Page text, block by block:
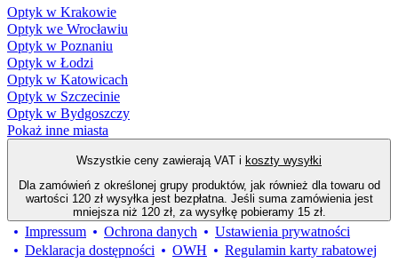
Optyk w Krakowie
Optyk we Wrocławiu
Optyk w Poznaniu
Optyk w Łodzi
Optyk w Katowicach
Optyk w Szczecinie
Optyk w Bydgoszczy
Pokaż inne miasta
Wszystkie ceny zawierają VAT i koszty wysyłki
Dla zamówień z określonej grupy produktów, jak również dla towaru od
wartości 120 zł wysyłka jest bezpłatna. Jeśli suma zamówienia jest
mniejsza niż 120 zł, za wysyłkę pobieramy 15 zł.
Impressum Ochrona danych
Ustawienia prywatności
Deklaracja dostępności
OWH Regulamin karty rabatowej